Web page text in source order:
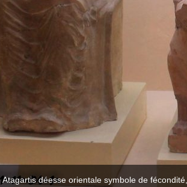
Atagartis déesse orientale symbole de